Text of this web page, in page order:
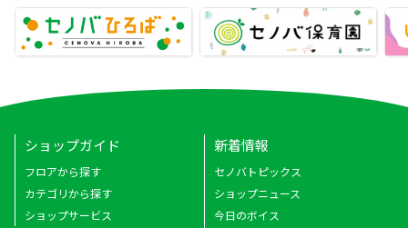
ショップガイド
フロアから探す
カテゴリから探す
ショップサービス
新着情報
セノバトピックス
ショップニュース
今日のボイス